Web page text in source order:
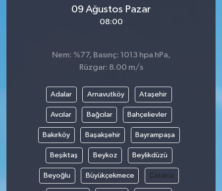
09 Ağustos Pazar
08:00
Nem: %77, Basınç: 1013 hpa hPa,
Rüzgar: 8.00 m/s
Adalar Arnavutköy Ataşehir
Avcılar Bağcılar Bahçelievler
Bakırköy Başakşehir Bayrampaşa
Beşiktaş Beykoz Beylikdüzü
Beyoğlu Büyükçekmece Çatalca
BİLİM VE TEKNOLOJİ
Düzce
Ekonomi
Genel
Gökçebey
GÜNDEM